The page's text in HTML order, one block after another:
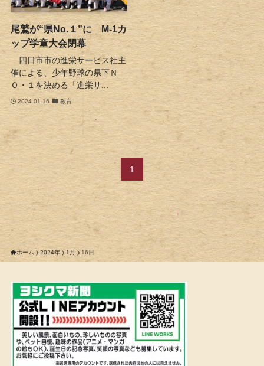
尾鷲が“県No.１”に M-1カ
ップ学童大会閉幕
四日市市の進栄サービス社主
催による、少年野球の県下Ｎ
Ｏ・１を決める「進栄サ...
2024-01-16 教育
1
ホーム 2024年 1月 16日